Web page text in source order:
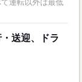
運転以外は最低
送迎、ドラ